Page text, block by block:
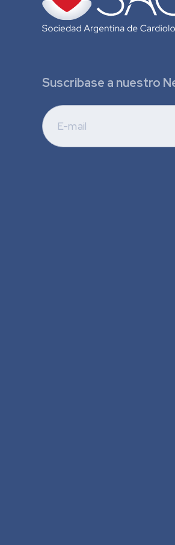
Suscribase a nuestro